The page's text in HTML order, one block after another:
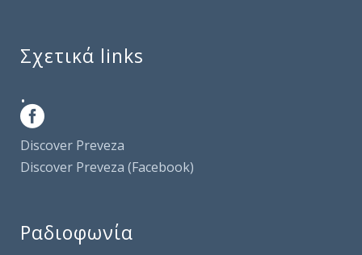
Σχετικά links
.
Discover Preveza
Discover Preveza (Facebook)
Ραδιοφωνία